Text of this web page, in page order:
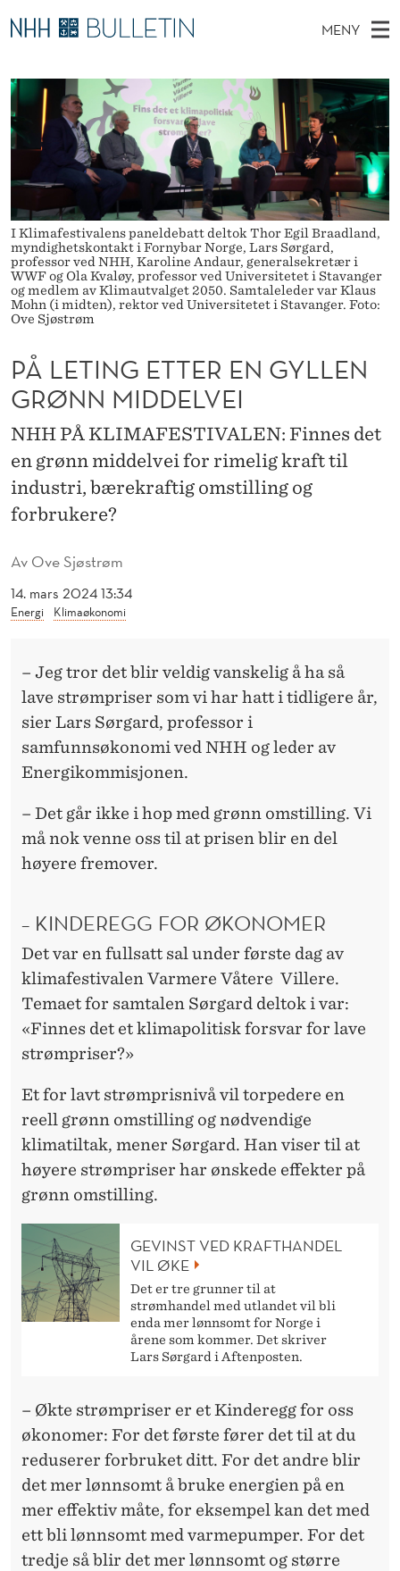
P
Å
L
E
T
N
G
E
T
E
R
E
N
G
L
L
MENY
O
V
E
M
E
N
Y
Ø
K
N
E
T
T
E
T
Stipendiater og nye forskerprofiler
Disputaser
Ekspertutvalg
I Klimafestivalens paneldebatt deltok Thor Egil Braadland,
myndighetskontakt i Fornybar Norge, Lars Sørgard,
professor ved NHH, Karoline Andaur, generalsekretær i
WWF og Ola Kvaløy, professor ved Universitetet i Stavanger
og medlem av Klimautvalget 2050. Samtaleleder var Klaus
Mohn (i midten), rektor ved Universitetet i Stavanger. Foto:
Ove Sjøstrøm
Av Ove Sjøstrøm
14. mars 2024 13:34
Energi Klimaøkonomi
PÅ LETING ETTER EN GYLLEN
GRØNN MIDDELVEI
NHH PÅ KLIMAFESTIVALEN: Finnes det
en grønn middelvei for rimelig kraft til
industri, bærekraftig omstilling og
forbrukere?
– Jeg tror det blir veldig vanskelig å ha så
lave strømpriser som vi har hatt i tidligere år,
sier Lars Sørgard, professor i
samfunnsøkonomi ved NHH og leder av
Energikommisjonen.
– Det går ikke i hop med grønn omstilling. Vi
må nok venne oss til at prisen blir en del
høyere fremover.
– KINDEREGG FOR ØKONOMER
Det var en fullsatt sal under første dag av
klimafestivalen Varmere Våtere Villere.
Temaet for samtalen Sørgard deltok i var:
«Finnes det et klimapolitisk forsvar for lave
strømpriser?»
Et for lavt strømprisnivå vil torpedere en
reell grønn omstilling og nødvendige
klimatiltak, mener Sørgard. Han viser til at
høyere strømpriser har ønskede effekter på
grønn omstilling.
GEVINST VED KRAFTHANDEL
VIL ØKE
Det er tre grunner til at
strømhandel med utlandet vil bli
enda mer lønnsomt for Norge i
årene som kommer. Det skriver
Lars Sørgard i Aftenposten.
– Økte strømpriser er et Kinderegg for oss
økonomer: For det første fører det til at du
reduserer forbruket ditt. For det andre blir
det mer lønnsomt å bruke energien på en
mer effektiv måte, for eksempel kan det med
ett bli lønnsomt med varmepumper. For det
tredje så blir det mer lønnsomt og større